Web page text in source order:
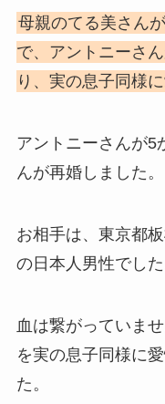
母親のてる美さん
で、アントニーさ
り、実の息子同様
アントニーさんが5
んが再婚しました。
お相手は、東京都
の日本人男性でした
血は繋がっていま
を実の息子同様に
た。